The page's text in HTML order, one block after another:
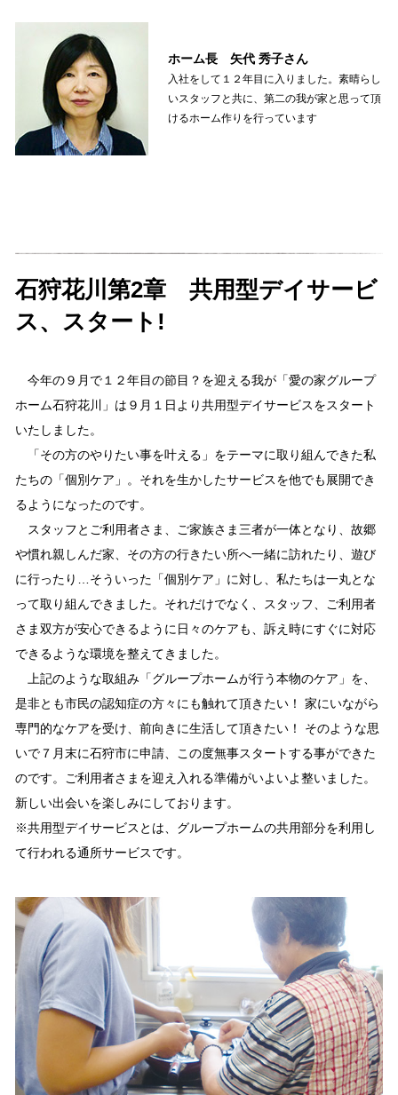
ホーム長 矢代 秀子さん
入社をして１２年目に入りました。素晴らし
いスタッフと共に、第二の我が家と思って頂
けるホーム作りを行っています
石狩花川第2章 共用型デイサービ
ス、スタート!
今年の９月で１２年目の節目？を迎える我が「愛の家グループ
ホーム石狩花川」は９月１日より共用型デイサービスをスタート
いたしました。
「その方のやりたい事を叶える」をテーマに取り組んできた私
たちの「個別ケア」。それを生かしたサービスを他でも展開でき
るようになったのです。
スタッフとご利用者さま、ご家族さま三者が一体となり、故郷
や慣れ親しんだ家、その方の行きたい所へ一緒に訪れたり、遊び
に行ったり…そういった「個別ケア」に対し、私たちは一丸とな
って取り組んできました。それだけでなく、スタッフ、ご利用者
さま双方が安心できるように日々のケアも、訴え時にすぐに対応
できるような環境を整えてきました。
上記のような取組み「グループホームが行う本物のケア」を、
是非とも市民の認知症の方々にも触れて頂きたい！ 家にいながら
専門的なケアを受け、前向きに生活して頂きたい！ そのような思
いで７月末に石狩市に申請、この度無事スタートする事ができた
のです。ご利用者さまを迎え入れる準備がいよいよ整いました。
新しい出会いを楽しみにしております。
※共用型デイサービスとは、グループホームの共用部分を利用し
て行われる通所サービスです。